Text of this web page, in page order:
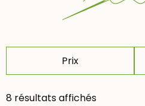
Prix
8 résultats affichés